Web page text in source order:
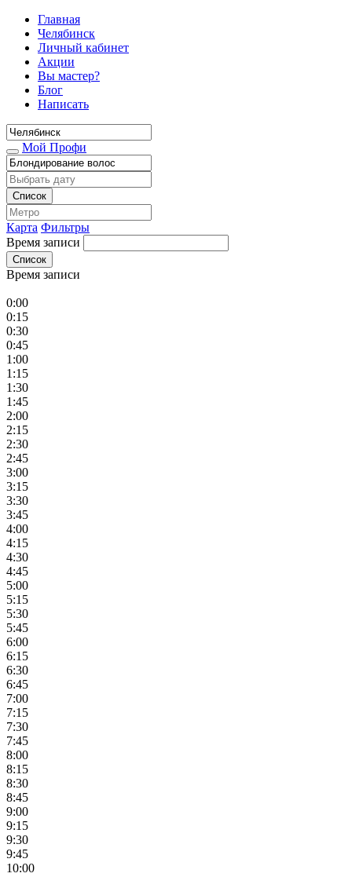
Главная
Челябинск
Личный кабинет
Акции
Вы мастер?
Блог
Написать
Мой Профи
Список
Карта Фильтры
Время записи
Список
Время записи
0:00
0:15
0:30
0:45
1:00
1:15
1:30
1:45
2:00
2:15
2:30
2:45
3:00
3:15
3:30
3:45
4:00
4:15
4:30
4:45
5:00
5:15
5:30
5:45
6:00
6:15
6:30
6:45
7:00
7:15
7:30
7:45
8:00
8:15
8:30
8:45
9:00
9:15
9:30
9:45
10:00